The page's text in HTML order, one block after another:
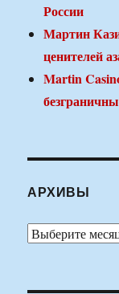
России
Мартин
ценителей
Martin
АРХИВЫ
Архивы